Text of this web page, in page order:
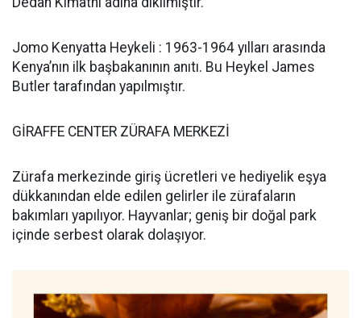
Jomo Kenyatta Heykeli : 1963-1964 yılları arasında
Kenya’nın ilk başbakanının anıtı. Bu Heykel James
Butler tarafından yapılmıştır.
GİRAFFE CENTER ZÜRAFA MERKEZİ
Zürafa merkezinde giriş ücretleri ve hediyelik eşya
dükkanından elde edilen gelirler ile zürafaların
bakımları yapılıyor. Hayvanlar; geniş bir doğal park
içinde serbest olarak dolaşıyor.